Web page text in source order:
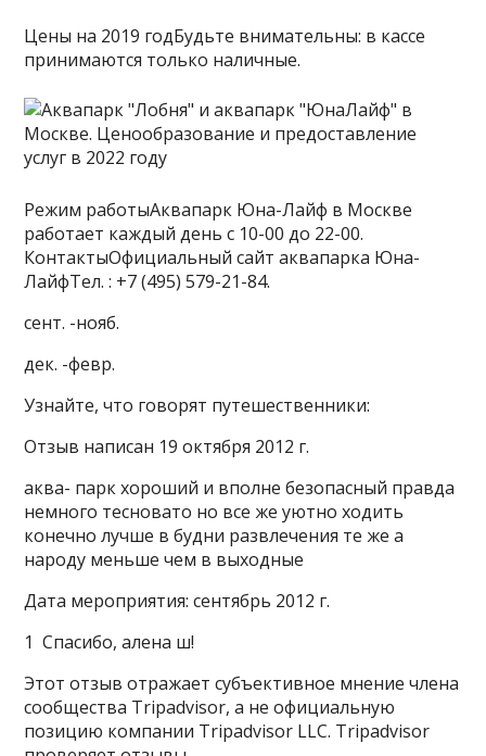
Цены на 2019 годБудьте внимательны: в кассе
принимаются только наличные.
Режим работыАквапарк Юна-Лайф в Москве
работает каждый день с 10-00 до 22-00.
КонтактыОфициальный сайт аквапарка Юна-
ЛайфТел. : +7 (495) 579-21-84.
сент. -нояб.
дек. -февр.
Узнайте, что говорят путешественники:
Отзыв написан 19 октября 2012 г.
аква- парк хороший и вполне безопасный правда
немного тесновато но все же уютно ходить
конечно лучше в будни развлечения те же а
народу меньше чем в выходные
Дата мероприятия: сентябрь 2012 г.
1 Спасибо, алена ш!
Этот отзыв отражает субъективное мнение члена
сообщества Tripadvisor, а не официальную
позицию компании Tripadvisor LLC. Tripadvisor